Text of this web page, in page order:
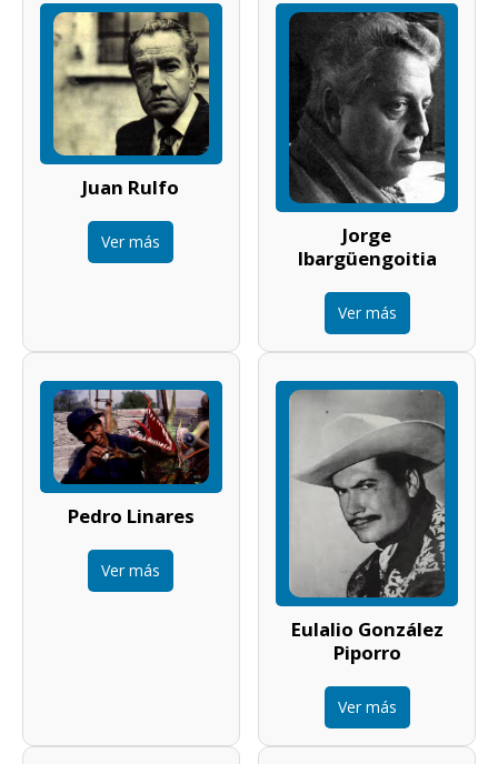
Juan Rulfo
Ver más
Jorge
Ibargüengoitia
Ver más
Pedro Linares
Ver más
Eulalio González
Piporro
Ver más